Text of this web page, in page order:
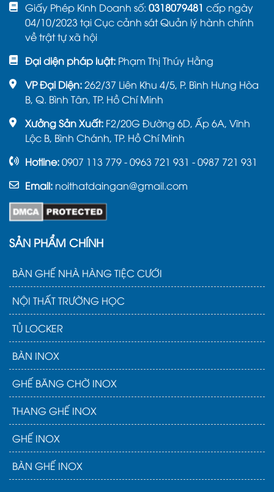
Giấy Phép Kinh Doanh số: 0318079481 cấp ngày
04/10/2023 tại Cục cảnh sát Quản lý hành chính
về trật tự xã hội
Đại diện pháp luật: Phạm Thị Thúy Hằng
VP Đại Diện:262/37 Liên Khu 4/5, P. Bình Hưng Hòa
B, Q. Bình Tân, TP. Hồ Chí Minh
Xưởng Sản Xuất: F2/20G Đường 6D, Ấp 6A, Vĩnh
Lộc B, Bình Chánh, TP. Hồ Chí Minh
Hotline:0907 113 779 - 0963 721 931 - 0987 721 931
Email: noithatdaingan@gmail.com
SẢN PHẨM CHÍNH
BÀN GHẾ NHÀ HÀNG TIỆC CƯỚI
NỘI THẤT TRƯỜNG HỌC
TỦ LOCKER
BÀN INOX
GHẾ BĂNG CHỜ INOX
THANG GHẾ INOX
GHẾ INOX
BÀN GHẾ INOX